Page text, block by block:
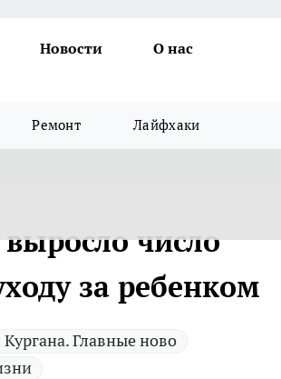
Новости
О нас
Ремонт Лайфхаки
число
за ребенком
Главные ново